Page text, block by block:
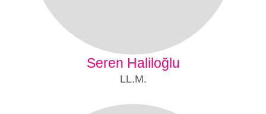
Seren Haliloğlu
LL.M.